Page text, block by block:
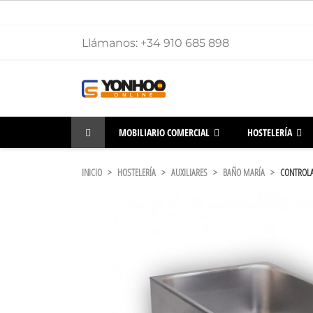
Llámanos: +34 910 685 898
MOBILIARIO COMERCIAL HOSTELERÍA
INICIO HOSTELERÍA AUXILIARES BAÑO MARÍA